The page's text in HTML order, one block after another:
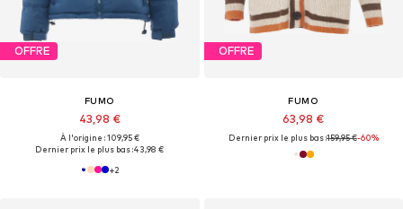
OFFRE
FUMO
43,98 €
À l'origine : 109,95 €
Dernier prix le plus bas :43,98 €
+2
OFFRE
FUMO
63,98 €
Dernier prix le plus bas :159,95 €-60%